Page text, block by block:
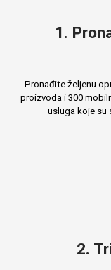
1.
Pronađite željenu
proizvoda i 300
usluga koje su
2.